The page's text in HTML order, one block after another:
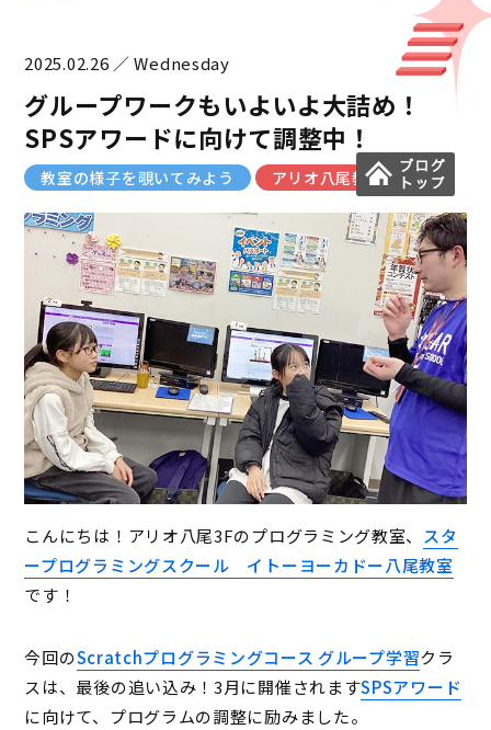
2025.02.26 ／ Wednesday
グループワークもいよいよ大詰め！
SPSアワードに向けて調整中！
教室の様子を覗いてみよう アリオ八尾教室
こんにちは！アリオ八尾3Fのプログラミング教室、 スタ
ープログラミングスクール イトーヨーカドー八尾教室
です！
今回のScratchプログラミングコース グループ学習クラ
スは、最後の追い込み！3月に開催されますSPSアワード
に向けて、プログラムの調整に励みました。